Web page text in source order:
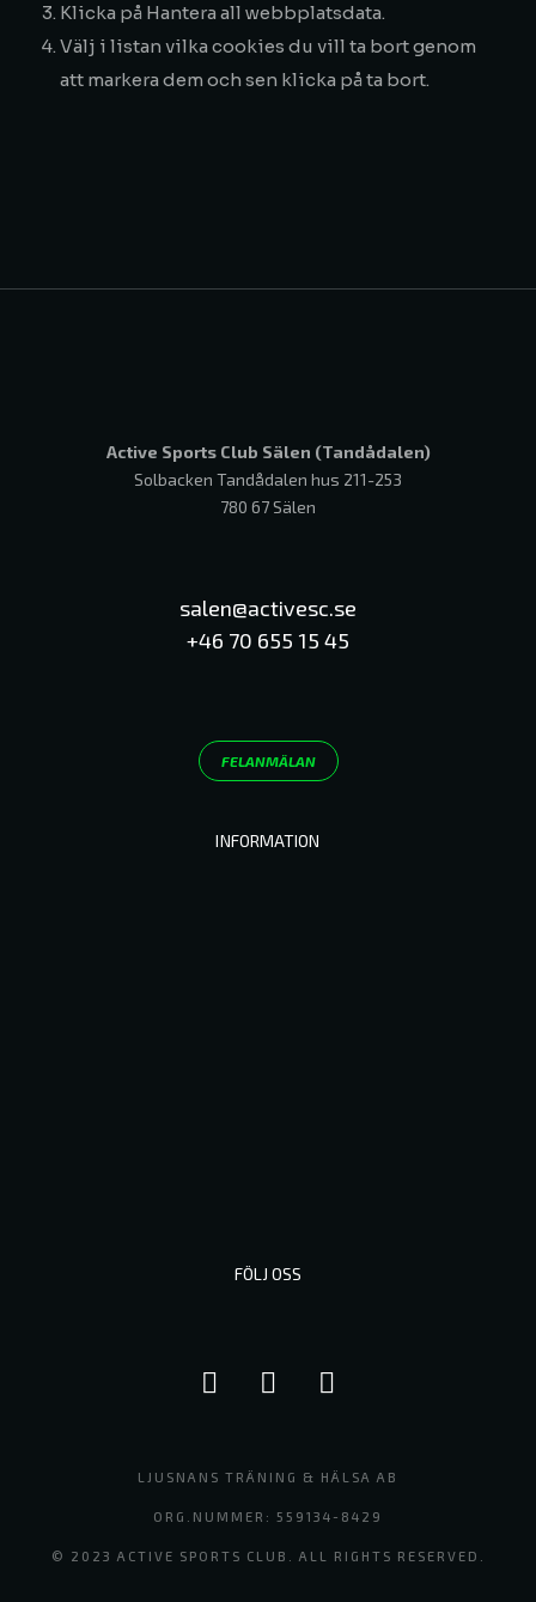
Klicka på Hantera all webbplatsdata.
Välj i listan vilka cookies du vill ta bort genom
att markera dem och sen klicka på ta bort.
Active Sports Club Sälen (Tandådalen)
Solbacken Tandådalen hus 211-253
780 67 Sälen
salen@activesc.se
+46 70 655 15 45
FELANMÄLAN
INFORMATION
FÖLJ OSS
© 2023 ACTIVE SPORTS CLUB. ALL RIGHTS RESERVED.
LJUSNANS TRÄNING & HÄLSA AB
ORG.NUMMER: 559134-8429